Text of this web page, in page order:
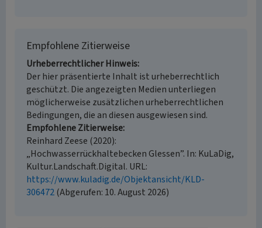
Empfohlene Zitierweise
Urheberrechtlicher Hinweis
Der hier präsentierte Inhalt ist urheberrechtlich
geschützt. Die angezeigten Medien unterliegen
möglicherweise zusätzlichen urheberrechtlichen
Bedingungen, die an diesen ausgewiesen sind.
Empfohlene Zitierweise
Reinhard Zeese (2020):
„Hochwasserrückhaltebecken Glessen”. In: KuLaDig,
Kultur.Landschaft.Digital. URL:
https://www.kuladig.de/Objektansicht/KLD-
306472(Abgerufen: 10. August 2026)